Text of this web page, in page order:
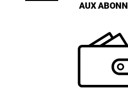
AUX